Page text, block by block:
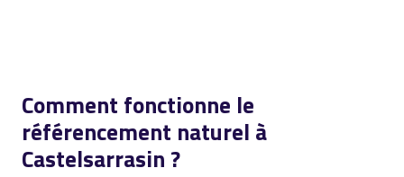
Comment fonctionne le
référencement naturel à
Castelsarrasin ?